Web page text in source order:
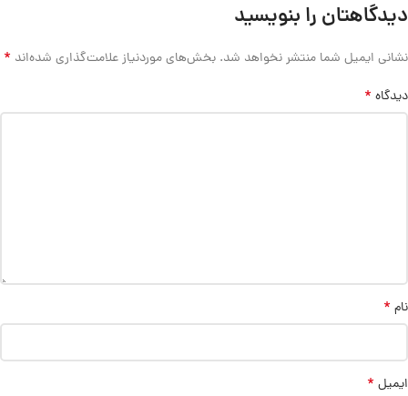
دیدگاهتان را بنویسید
نشانی ایمیل شما منتشر نخواهد شد. بخش‌های موردنیاز علامت‌گذاری شده‌اند *
دیدگاه *
نام *
ایمیل *